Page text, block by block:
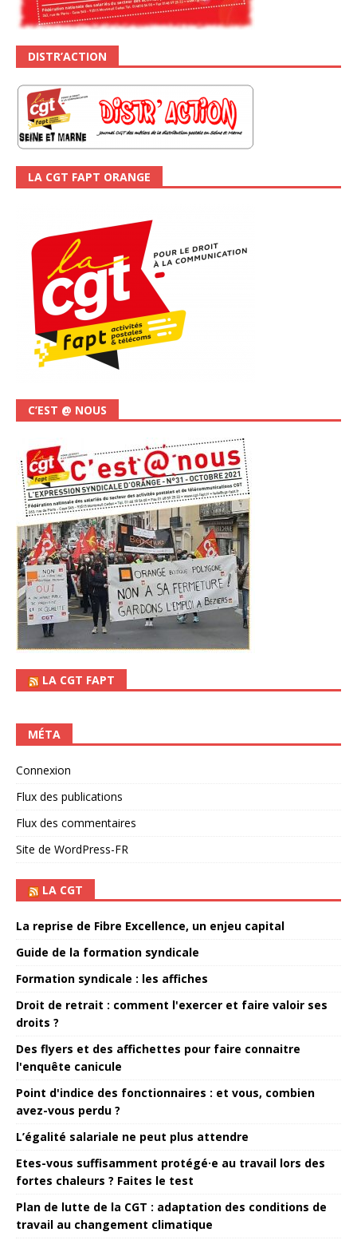
DISTR’ACTION
LA CGT FAPT ORANGE
C’EST @ NOUS
LA CGT FAPT
MÉTA
Connexion
Flux des publications
Flux des commentaires
Site de WordPress-FR
LA CGT
La reprise de Fibre Excellence, un enjeu capital
Guide de la formation syndicale
Formation syndicale : les affiches
Droit de retrait : comment l'exercer et faire valoir ses
droits ?
Des flyers et des affichettes pour faire connaitre
l'enquête canicule
Point d'indice des fonctionnaires : et vous, combien
avez-vous perdu ?
L’égalité salariale ne peut plus attendre
Etes-vous suffisamment protégé·e au travail lors des
fortes chaleurs ? Faites le test
Plan de lutte de la CGT : adaptation des conditions de
travail au changement climatique